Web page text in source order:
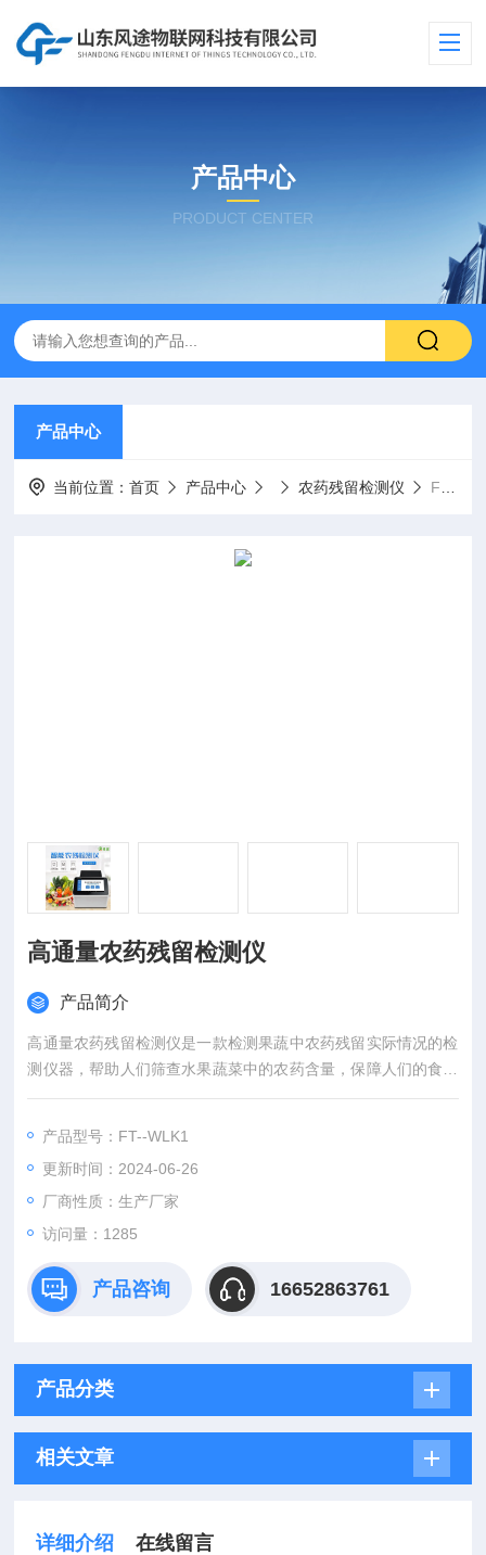
产品中心
PRODUCT CENTER
产品中心
当前位置：首页 产品中心 农药残留检测仪 FT--WLK1高通量农药残留检测仪
高通量农药残留检测仪
产品简介
高通量农药残留检测仪是一款检测果蔬中农药残留实际情况的检
测仪器，帮助人们筛查水果蔬菜中的农药含量，保障人们的食物
安全健康。
产品型号：FT--WLK1
更新时间：2024-06-26
厂商性质：生产厂家
访问量：1285
产品咨询 16652863761
产品分类
相关文章
详细介绍 在线留言